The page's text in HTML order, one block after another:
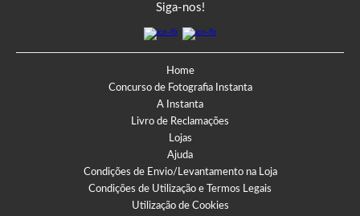
Siga-nos!
Home
Concurso de Fotografia Instanta
A Instanta
Livro de Reclamações
Lojas
Ajuda
Condições de Envio/Levantamento na Loja
Condições de Utilização e Termos Legais
Utilização de Cookies